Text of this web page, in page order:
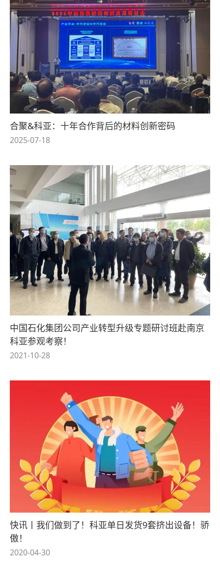
合聚&科亚：十年合作背后的材料创新密码
2025-07-18
中国石化集团公司产业转型升级专题研讨班赴南京
科亚参观考察！
2021-10-28
快讯丨我们做到了！科亚单日发货9套挤出设备！骄
傲！
2020-04-30